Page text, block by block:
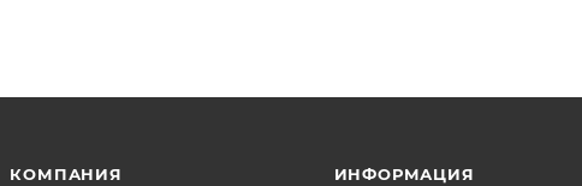
КОМПАНИЯ ИНФОРМАЦИЯ